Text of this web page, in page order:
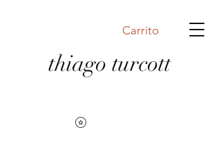
Carrito
thiago turcott